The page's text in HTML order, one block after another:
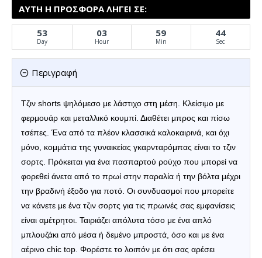
Περιγραφή
Τζιν shorts ψηλόμεσο με λάστιχο στη μέση. Κλείσιμο με
φερμουάρ και μεταλλικό κουμπί. Διαθέτει μπρος και πίσω
τσέπες. Ένα από τα πλέον κλασσικά καλοκαιρινά, και όχι
μόνο, κομμάτια της γυναικείας γκαρνταρόμπας είναι το τζιν
σορτς. Πρόκειται για ένα πασπαρτού ρούχο που μπορεί να
φορεθεί άνετα από το πρωί στην παραλία ή την βόλτα μέχρι
την βραδινή έξοδο για ποτό. Οι συνδυασμοί που μπορείτε
να κάνετε με ένα τζιν σορτς για τις πρωινές σας εμφανίσεις
είναι αμέτρητοι. Ταιριάζει απόλυτα τόσο με ένα απλό
μπλουζάκι από μέσα ή δεμένο μπροστά, όσο και με ένα
αέρινο chic top. Φορέστε το λοιπόν με ότι σας αρέσει
ΑΥΤΉ Η ΠΡΟΣΦΟΡΆ ΛΉΓΕΙ ΣΕ:
53
Day
03
Hour
59
Min
44
Sec